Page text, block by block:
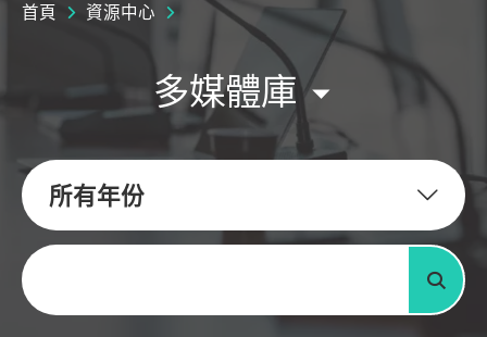
首頁 資源中心
多媒體庫
所有年份
關鍵字
搜尋